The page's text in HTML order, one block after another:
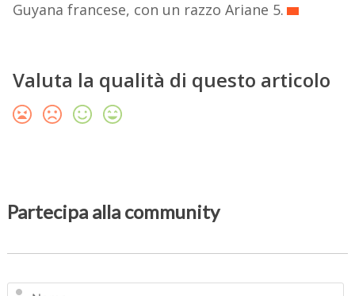
Guyana francese, con un razzo Ariane 5.
Valuta la qualità di questo articolo
Partecipa alla community